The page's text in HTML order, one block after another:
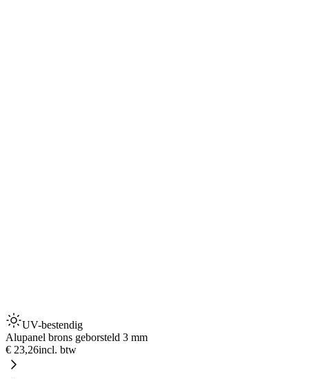
UV-bestendig
Alupanel brons geborsteld 3 mm
€ 23,26incl. btw